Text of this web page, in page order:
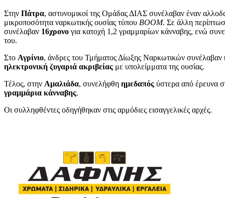
Στην Πάτρα, αστυνομικοί της Ομάδας ΔΙΑΣ συνέλαβαν έναν
μικροποσότητα ναρκωτικής ουσίας τύπου BOOM. Σε άλλη
συνέλαβαν 16χρονο για κατοχή 1,2 γραμμαρίων κάνναβης, ενώ
του.
Στο Αγρίνιο, άνδρες του Τμήματος Δίωξης Ναρκωτικών συνέλαβαν
ηλεκτρονική ζυγαριά ακριβείας με υπολείμματα της ουσίας.
Τέλος, στην Αμαλιάδα, συνελήφθη ημεδαπός ύστερα από έρευνα
γραμμάρια κάνναβης.
Οι συλληφθέντες οδηγήθηκαν στις αρμόδιες εισαγγελικές αρχές.